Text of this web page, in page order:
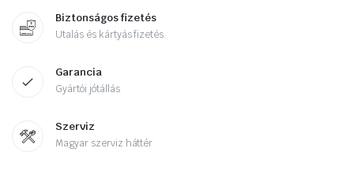
Biztonságos fizetés
Utalás és kártyás fizetés.
Garancia
Gyártói jótállás
Szerviz
Magyar szerviz háttér